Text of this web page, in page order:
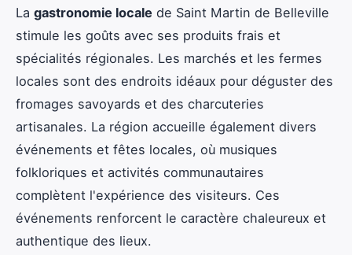
La gastronomie locale de Saint Martin de Belleville
stimule les goûts avec ses produits frais et
spécialités régionales. Les marchés et les fermes
locales sont des endroits idéaux pour déguster des
fromages savoyards et des charcuteries
artisanales. La région accueille également divers
événements et fêtes locales, où musiques
folkloriques et activités communautaires
complètent l'expérience des visiteurs. Ces
événements renforcent le caractère chaleureux et
authentique des lieux.